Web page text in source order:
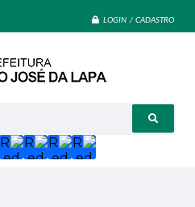
LOGIN / CADASTRO